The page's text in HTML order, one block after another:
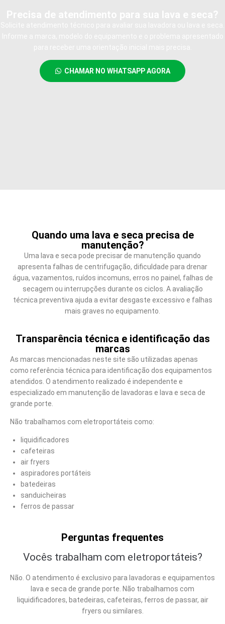
CHAMAR NO WHATSAPP AGORA
Quando uma lava e seca precisa de
manutenção?
Uma lava e seca pode precisar de manutenção quando
apresenta falhas de centrifugação, dificuldade para drenar
água, vazamentos, ruídos incomuns, erros no painel, falhas de
secagem ou interrupções durante os ciclos. A avaliação
técnica preventiva ajuda a evitar desgaste excessivo e falhas
mais graves no equipamento.
Transparência técnica e identificação das
marcas
As marcas mencionadas neste site são utilizadas apenas
como referência técnica para identificação dos equipamentos
atendidos. O atendimento realizado é independente e
especializado em manutenção de lavadoras e lava e seca de
grande porte.
Não trabalhamos com eletroportáteis como:
liquidificadores
cafeteiras
air fryers
aspiradores portáteis
batedeiras
sanduicheiras
ferros de passar
Perguntas frequentes
Vocês trabalham com eletroportáteis?
Não. O atendimento é exclusivo para lavadoras e equipamentos
lava e seca de grande porte. Não trabalhamos com
liquidificadores, batedeiras, cafeteiras, ferros de passar, air
fryers ou similares.